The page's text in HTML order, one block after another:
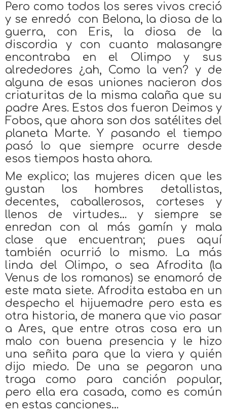
Pero como todos los seres vivos creció
y se enredó con Belona, la diosa de la
guerra, con Eris, la diosa de la
discordia y con cuanto malasangre
encontraba en el Olimpo y sus
alrededores ¿ah, Como la ven? y de
alguna de esas uniones nacieron dos
criaturitas de la misma calaña que su
padre Ares. Estos dos fueron Deimos y
Fobos, que ahora son dos satélites del
planeta Marte. Y pasando el tiempo
pasó lo que siempre ocurre desde
esos tiempos hasta ahora.
Me explico; las mujeres dicen que les
gustan los hombres detallistas,
decentes, caballerosos, corteses y
llenos de virtudes… y siempre se
enredan con al más gamín y mala
clase que encuentran; pues aquí
también ocurrió lo mismo. La más
linda del Olimpo, o sea Afrodita (la
Venus de los romanos) se enamoró de
este mata siete. Afrodita estaba en un
despecho el hijuemadre pero esta es
otra historia, de manera que vio pasar
a Ares, que entre otras cosa era un
malo con buena presencia y le hizo
una señita para que la viera y quién
dijo miedo. De una se pegaron una
traga como para canción popular,
pero ella era casada, como es común
en estas canciones…